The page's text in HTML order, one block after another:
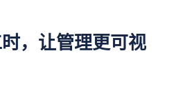
，让管理更可视